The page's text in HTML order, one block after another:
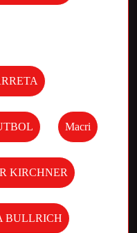
Macri
KIRCHNER
BULLRICH